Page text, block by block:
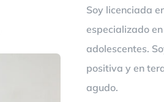
Soy licenciada
especializado
adolescentes.
positiva y en
agudo.